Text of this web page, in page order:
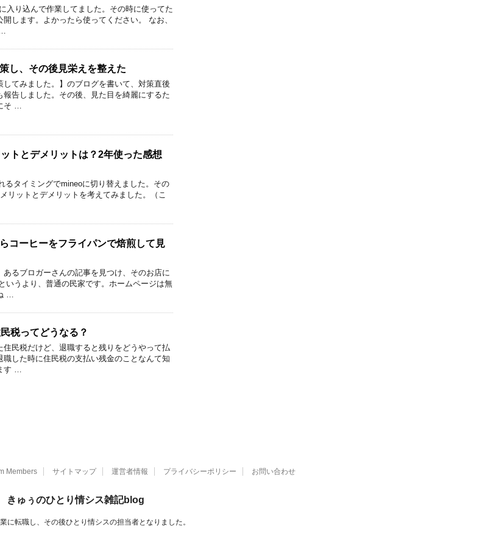
入り込んで作業してました。その時に使ってた
します。よかったら使ってください。 なお、
し、その後見栄えを整えた
てみました。】のブログを書いて、対策直後
告しました。その後、見た目を綺麗にするた
そ …
トとデメリットは？2年使った感想
るタイミングでmineoに切り替えました。その
リットとデメリットを考えてみました。（こ
コーヒーをフライパンで焙煎して見
るブロガーさんの記事を見つけ、そのお店に
いうより、普通の民家です。ホームページは無
…
税ってどうなる？
民税だけど、退職すると残りをどうやって払
した時に住民税の支払い残金のことなんて知
す …
Members サイトマップ 運営者情報 プライバシーポリシー お問い合わせ
きゅぅのひとり情シス雑記blog
に転職し、その後ひとり情シスの担当者となりました。